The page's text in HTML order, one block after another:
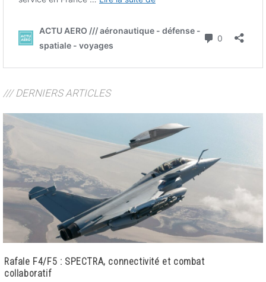
/// DERNIERS ARTICLES
Rafale F4/F5 : SPECTRA, connectivité et combat
collaboratif